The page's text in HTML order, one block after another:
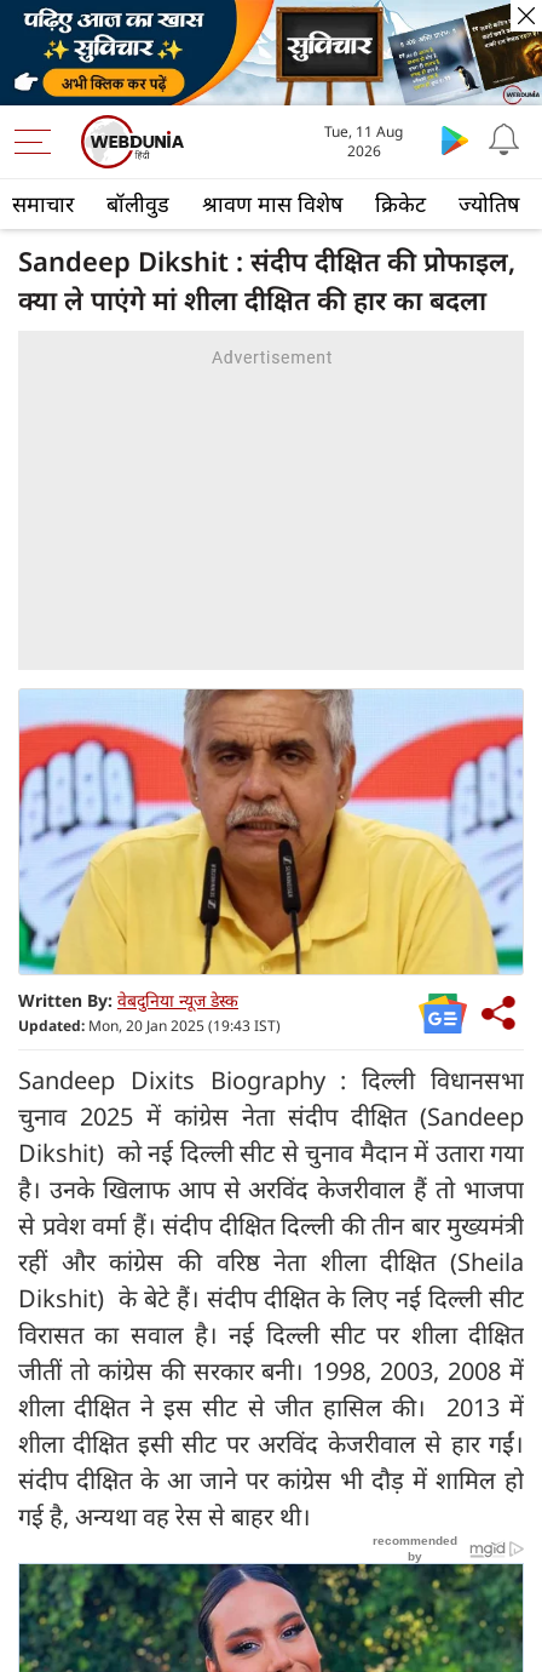
समाचार बॉलीवुड श्रावण मास विशेष क्रिकेट ज्योतिष
Tue, 11 Aug
2026
Sandeep Dikshit : संदीप दीक्षित की प्रोफाइल,
क्या ले पाएंगे मां शीला दीक्षित की हार का बदला
Written By: वेबदुनिया न्यूज डेस्क
Updated: Mon, 20 Jan 2025 (19:43 IST)
Sandeep Dixits Biography : दिल्ली विधानसभा
चुनाव 2025 में कांग्रेस नेता संदीप दीक्षित (Sandeep
Dikshit) को नई दिल्ली सीट से चुनाव मैदान में उतारा गया
है। उनके खिलाफ आप से अरविंद केजरीवाल हैं तो भाजपा
से प्रवेश वर्मा हैं। संदीप दीक्षित दिल्ली की तीन बार मुख्यमंत्री
रहीं और कांग्रेस की वरिष्ठ नेता शीला दीक्षित (Sheila
Dikshit) के बेटे हैं। संदीप दीक्षित के लिए नई दिल्ली सीट
विरासत का सवाल है। नई दिल्ली सीट पर शीला दीक्षित
जीतीं तो कांग्रेस की सरकार बनी। 1998, 2003, 2008 में
शीला दीक्षित ने इस सीट से जीत हासिल की। 2013 में
शीला दीक्षित इसी सीट पर अरविंद केजरीवाल से हार गईं।
संदीप दीक्षित के आ जाने पर कांग्रेस भी दौड़ में शामिल हो
गई है, अन्यथा वह रेस से बाहर थी।